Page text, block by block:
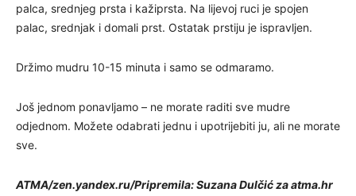
palca, srednjeg prsta i kažiprsta. Na lijevoj ruci je spojen
palac, srednjak i domali prst. Ostatak prstiju je ispravljen.
Držimo mudru 10-15 minuta i samo se odmaramo.
Još jednom ponavljamo – ne morate raditi sve mudre
odjednom. Možete odabrati jednu i upotrijebiti ju, ali ne morate
sve.
ATMA/zen.yandex.ru/Pripremila: Suzana Dulčić za atma.hr